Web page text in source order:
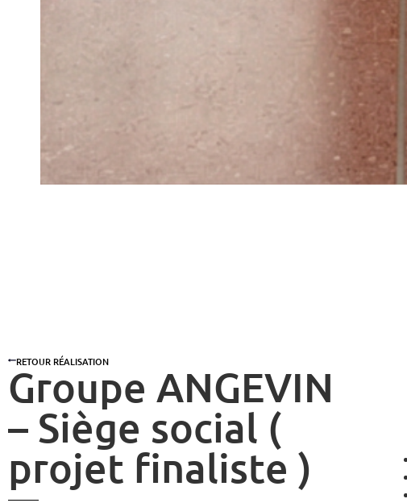
RETOUR RÉALISATION
Groupe ANGEVIN
– Siège social (
projet finaliste )